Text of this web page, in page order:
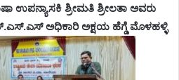
ಉಪನ್ಯಾಸಕಿ ಶ್ರೀಮತಿ ಶ್ರೀಲತಾ ಅವರು
ಅಧಿಕಾರಿ ಅಕ್ಷಯ ಹೆಗ್ಡೆ ಮೊಳಹಳ್ಳಿ